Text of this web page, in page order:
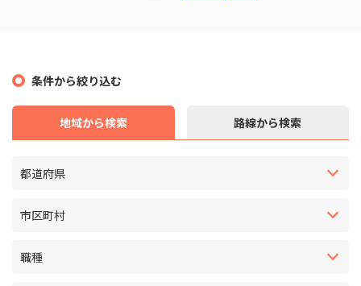
条件から絞り込む
地域から検索 路線から検索
都道府県
市区町村
職種